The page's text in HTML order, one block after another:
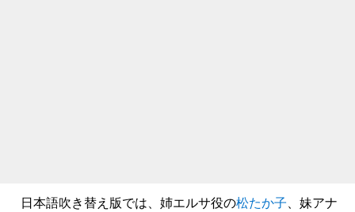
日本語吹き替え版では、姉エルサ役の松たか子、妹アナ